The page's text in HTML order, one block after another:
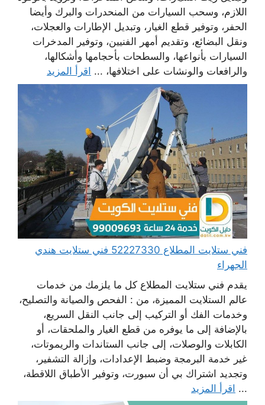
اللازم، وسحب السيارات من المنحدرات والبرك وأيضا
الحفر، وتوفير قطع الغيار، وتبديل الإطارات والعجلات،
ونقل البضائع، وتقديم أمهر الفنيين، وتوفير المدخرات
السيارات بأنواعها، والسطحات بأحجامها وأشكالها،
والرافعات والونشات على اختلافها، ... اقرأ المزيد
فني ستلايت المطلاع 52227330 فني ستلايت هندي
الجهراء
يقدم فني ستلايت المطلاع كل ما يلزمك من خدمات
عالم الستلايت المميزة، من : الفحص والصيانة والتصليح،
وخدمات الفك أو التركيب إلى جانب النقل السريع،
بالإضافة إلى ما يوفره من قطع الغيار والملحقات، أو
الكابلات والوصلات، إلى جانب الستاندات والريموتات،
غير خدمة البرمجة وضبط الإعدادات، وإزالة التشفير،
وتجديد اشتراك بي أن سبورت، وتوفير الأطباق اللاقطة،
... اقرأ المزيد